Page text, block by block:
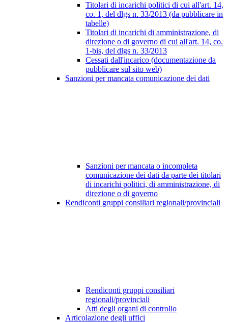
Titolari di incarichi politici di cui all'art. 14,
co. 1, del dlgs n. 33/2013 (da pubblicare in
tabelle)
Titolari di incarichi di amministrazione, di
direzione o di governo di cui all'art. 14, co.
1-bis, del dlgs n. 33/2013
Cessati dall'incarico (documentazione da
pubblicare sul sito web)
Sanzioni per mancata comunicazione dei dati
Sanzioni per mancata o incompleta
comunicazione dei dati da parte dei titolari
di incarichi politici, di amministrazione, di
direzione o di governo
Rendiconti gruppi consiliari regionali/provinciali
Rendiconti gruppi consiliari
regionali/provinciali
Atti degli organi di controllo
Articolazione degli uffici